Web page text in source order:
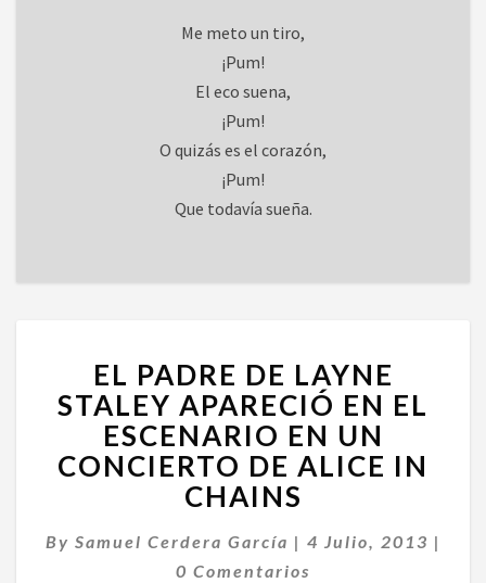
Me meto un tiro,
¡Pum!
El eco suena,
¡Pum!
O quizás es el corazón,
¡Pum!
Que todavía sueña.
PADRE
DE
LAYNE
STALEY
APARECIÓ
EN
ESCENARIO
EN
EL PADRE DE LAYNE
STALEY APARECIÓ EN EL
ESCENARIO EN UN
CONCIERTO DE ALICE IN
CHAINS
By Samuel Cerdera García | 4 Julio, 2013 |
0 Comentarios